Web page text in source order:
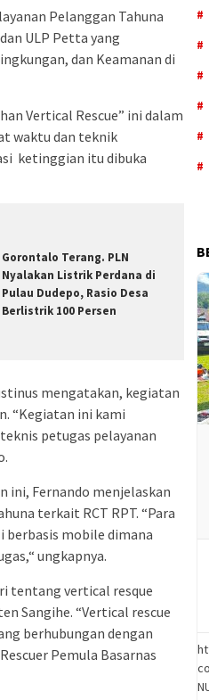
Pelanggan Tahuna
ULP Petta yang
dan Keamanan di
Vertical Rescue” ini dalam
waktu dan teknik
ketinggian itu dibuka
Gorontalo Terang. PLN
Nyalakan Listrik Perdana di
Pulau Dudepo, Rasio Desa
Berlistrik 100 Persen
mengatakan, kegiatan
“Kegiatan ini kami
petugas pelayanan
ini, Fernando menjelaskan
terkait RCT RPT. “Para
berbasis mobile dimana
ungkapnya.
tentang vertical resque
Sangihe. “Vertical rescue
berhubungan dengan
Pemula Basarnas